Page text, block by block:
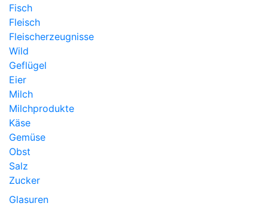
Fisch
Fleisch
Fleischerzeugnisse
Wild
Geflügel
Eier
Milch
Milchprodukte
Käse
Gemüse
Obst
Salz
Zucker
Glasuren